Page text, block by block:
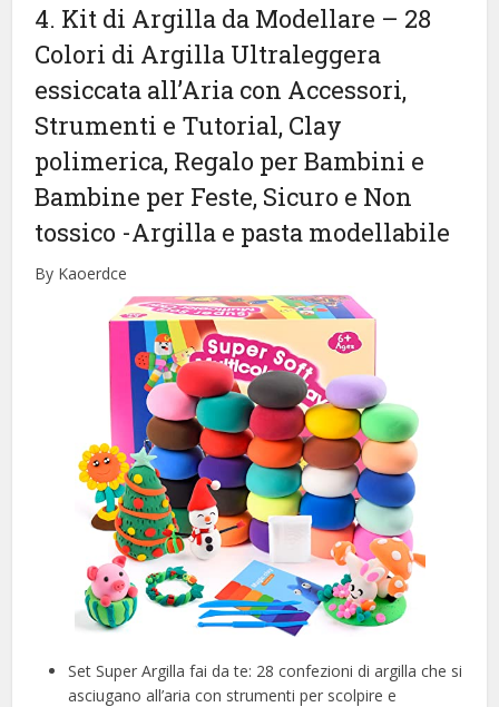
4. Kit di Argilla da Modellare – 28
Colori di Argilla Ultraleggera
essiccata all’Aria con Accessori,
Strumenti e Tutorial, Clay
polimerica, Regalo per Bambini e
Bambine per Feste, Sicuro e Non
tossico -Argilla e pasta modellabile
By Kaoerdce
Set Super Argilla fai da te: 28 confezioni di argilla che si
asciugano all’aria con strumenti per scolpire e